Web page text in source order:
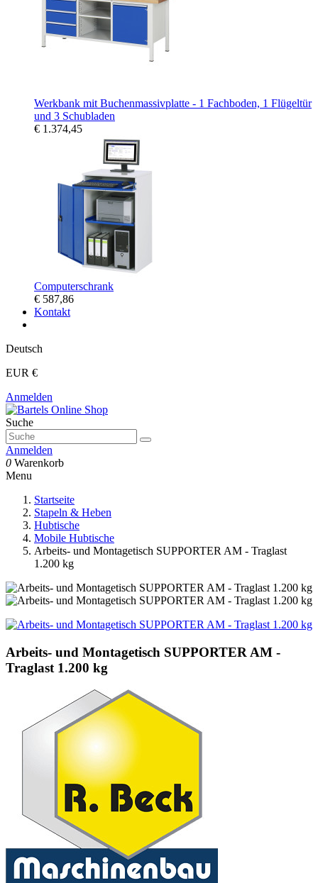
Werkbank mit Buchenmassivplatte - 1 Fachboden, 1 Flügeltür
und 3 Schubladen
€ 1.374,45
Computerschrank
€ 587,86
Kontakt
Deutsch
EUR €
Anmelden
Suche
Anmelden
0 Warenkorb
Menu
Startseite
Stapeln & Heben
Hubtische
Mobile Hubtische
Arbeits- und Montagetisch SUPPORTER AM - Traglast
1.200 kg
Arbeits- und Montagetisch SUPPORTER AM -
Traglast 1.200 kg